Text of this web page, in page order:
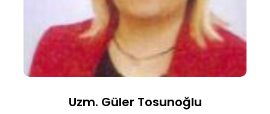
Uzm. Güler Tosunoğlu